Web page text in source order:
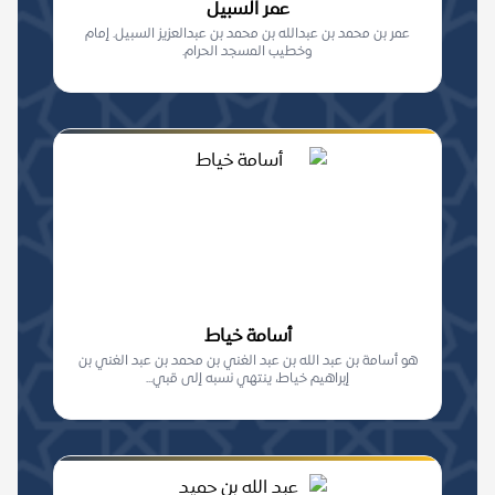
عمر السبيل
عمر بن محمد بن عبدالله بن محمد بن عبدالعزيز السبيل. إمام
وخطيب المسجد الحرام.
أسامة خياط
هو أسامة بن عبد الله بن عبد الغني بن محمد بن عبد الغني بن
إبراهيم خياط، ينتهي نسبه إلى قبي...